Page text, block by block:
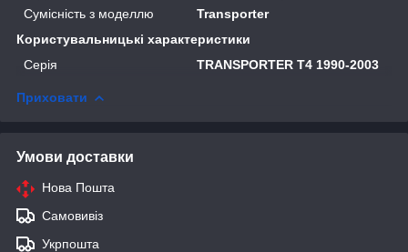
Сумісність з моделлю
Transporter
Користувальницькі характеристики
Серія
TRANSPORTER T4 1990-2003
Приховати
Умови доставки
Нова Пошта
Самовивіз
Укрпошта